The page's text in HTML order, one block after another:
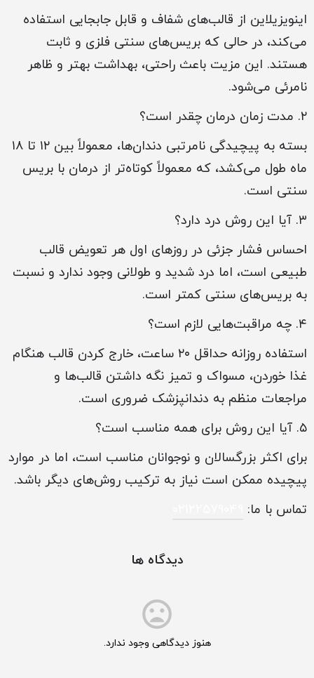
اینویزیلاین از قالب‌های شفاف و قابل جابجایی استفاده
می‌کند، در حالی که بریس‌های سنتی فلزی و ثابت
هستند. این مزیت باعث راحتی، بهداشت بهتر و ظاهر
نامرئی می‌شود.
۲. مدت زمان درمان چقدر است؟
بسته به پیچیدگی نامرتبی دندان‌ها، معمولاً بین ۱۲ تا ۱۸
ماه طول می‌کشد، که معمولاً کوتاه‌تر از درمان با بریس
سنتی است.
۳. آیا این روش درد دارد؟
احساس فشار جزئی در روزهای اول هر تعویض قالب
طبیعی است، اما درد شدید و طولانی وجود ندارد و نسبت
به بریس‌های سنتی کمتر است.
۴. چه مراقبت‌هایی لازم است؟
استفاده روزانه حداقل ۲۰ ساعت، خارج کردن قالب هنگام
غذا خوردن، مسواک و تمیز نگه داشتن قالب‌ها و
مراجعات منظم به دندانپزشک ضروری است.
۵. آیا این روش برای همه مناسب است؟
برای اکثر بزرگسالان و نوجوانان مناسب است، اما در موارد
پیچیده ممکن است نیاز به ترکیب روش‌های دیگر باشد.
تماس با ما:
دیدگاه ها
هنوز دیدگاهی وجود ندارد.